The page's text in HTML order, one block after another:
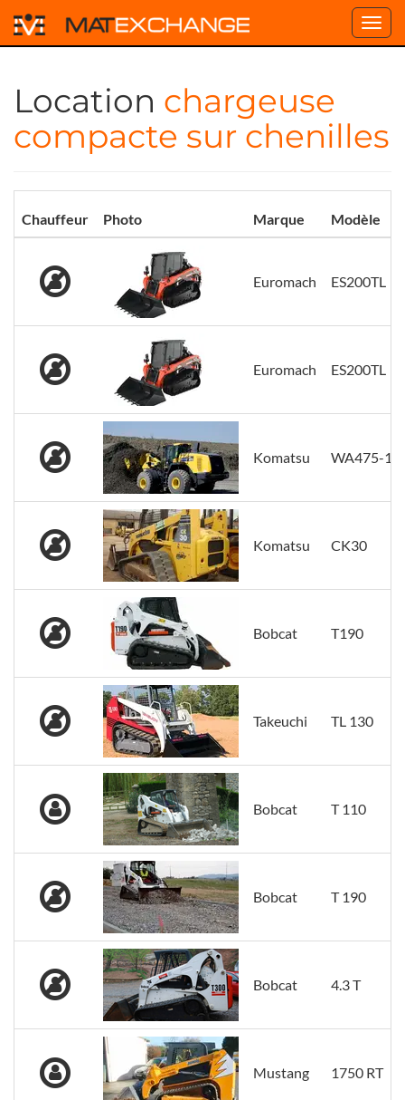
Location chargeuse
compacte sur chenilles
Chauffeur Photo Marque Modèle
Euromach ES200TL
Euromach ES200TL
Komatsu WA475-10
Komatsu CK30
Bobcat T190
Takeuchi TL 130
Bobcat T 110
Bobcat T 190
Bobcat 4.3 T
Mustang 1750 RT